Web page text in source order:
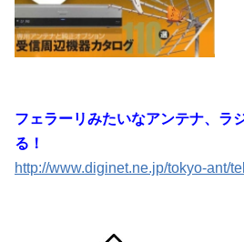
フェラーリみたいなアンテナ、ラ
る！
http://www.diginet.ne.jp/tokyo-ant/